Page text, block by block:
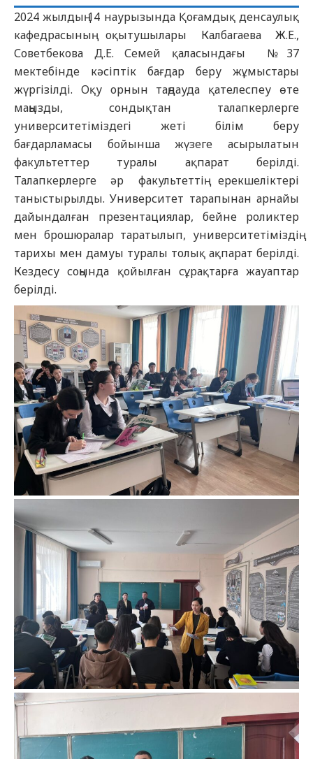
2024 жылдың 14 наурызында Қоғамдық денсаулық
кафедрасының оқытушылары Калбагаева Ж.Е.,
Советбекова Д.Е. Семей қаласындағы №37
мектебінде кәсіптік бағдар беру жұмыстары
жүргізілді. Оқу орнын таңдауда қателеспеу өте
маңызды, сондықтан талапкерлерге
университетіміздегі жеті білім беру
бағдарламасы бойынша жүзеге асырылатын
факультеттер туралы ақпарат берілді.
Талапкерлерге әр факультеттің ерекшеліктері
таныстырылды. Университет тарапынан арнайы
дайындалған презентациялар, бейне роликтер
мен брошюралар таратылып, университетіміздің
тарихы мен дамуы туралы толық ақпарат берілді.
Кездесу соңында қойылған сұрақтарға жауаптар
берілді.